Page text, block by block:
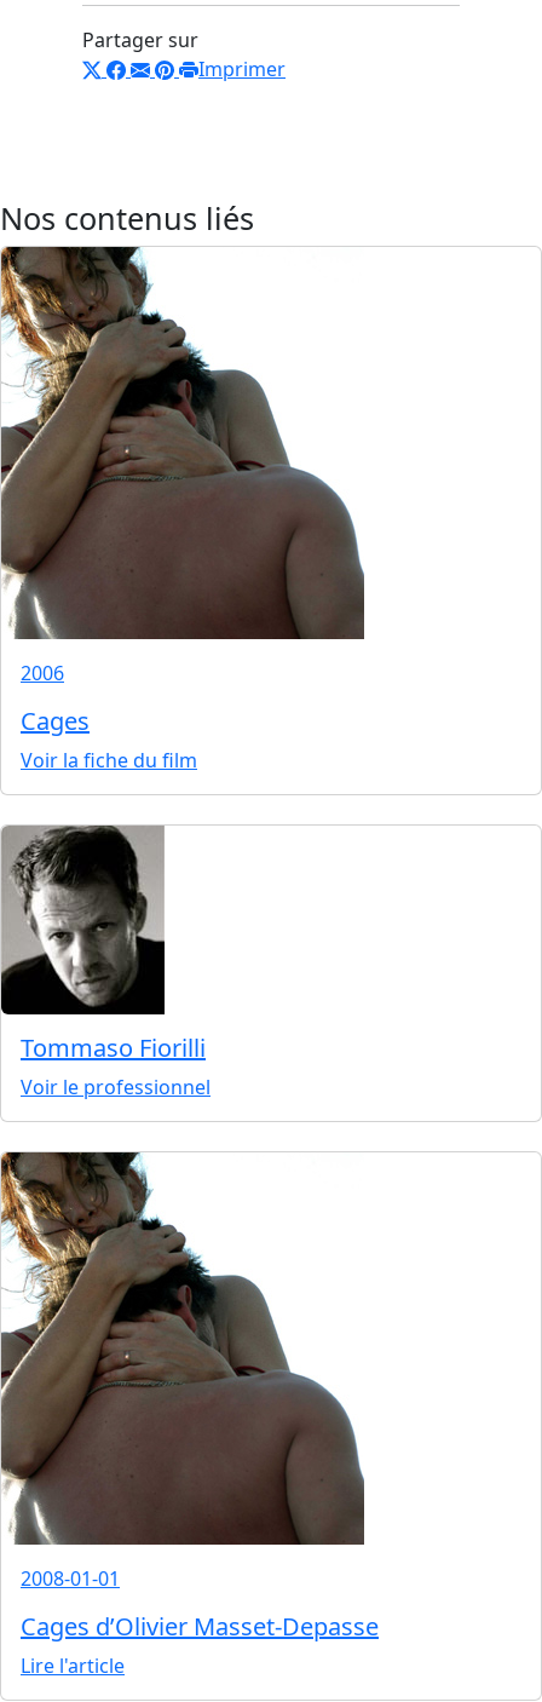
Partager sur
Imprimer
Nos contenus liés
2006
Cages
Voir la fiche du film
Tommaso Fiorilli
Voir le professionnel
2008-01-01
Cages d’Olivier Masset-Depasse
Lire l'article